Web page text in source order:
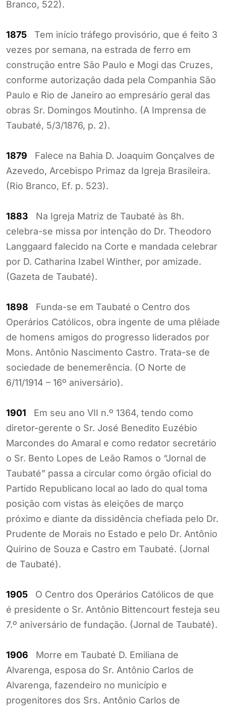
Branco, 522).
1875 Tem início tráfego provisório, que é feito 3
vezes por semana, na estrada de ferro em
construção entre São Paulo e Mogi das Cruzes,
conforme autorização dada pela Companhia São
Paulo e Rio de Janeiro ao empresário geral das
obras Sr. Domingos Moutinho. (A Imprensa de
Taubaté, 5/3/1876, p. 2).
1879 Falece na Bahia D. Joaquim Gonçalves de
Azevedo, Arcebispo Primaz da Igreja Brasileira.
(Rio Branco, Ef. p. 523).
1883 Na Igreja Matriz de Taubaté às 8h.
celebra-se missa por intenção do Dr. Theodoro
Langgaard falecido na Corte e mandada celebrar
por D. Catharina Izabel Winther, por amizade.
(Gazeta de Taubaté).
1898 Funda-se em Taubaté o Centro dos
Operários Católicos, obra ingente de uma plêiade
de homens amigos do progresso liderados por
Mons. Antônio Nascimento Castro. Trata-se de
sociedade de benemerência. (O Norte de
6/11/1914 – 16º aniversário).
1901 Em seu ano VII n.º 1364, tendo como
diretor-gerente o Sr. José Benedito Euzébio
Marcondes do Amaral e como redator secretário
o Sr. Bento Lopes de Leão Ramos o “Jornal de
Taubaté” passa a circular como órgão oficial do
Partido Republicano local ao lado do qual toma
posição com vistas às eleições de março
próximo e diante da dissidência chefiada pelo Dr.
Prudente de Morais no Estado e pelo Dr. Antônio
Quirino de Souza e Castro em Taubaté. (Jornal
de Taubaté).
1905 O Centro dos Operários Católicos de que
é presidente o Sr. Antônio Bittencourt festeja seu
7.º aniversário de fundação. (Jornal de Taubaté).
1906 Morre em Taubaté D. Emiliana de
Alvarenga, esposa do Sr. Antônio Carlos de
Alvarenga, fazendeiro no município e
progenitores dos Srs. Antônio Carlos de